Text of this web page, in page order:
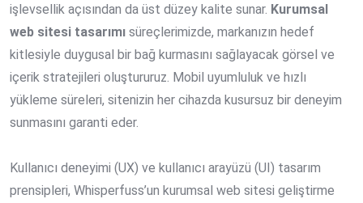
işlevsellik açısından da üst düzey kalite sunar. Kurumsal
web sitesi tasarımı süreçlerimizde, markanızın hedef
kitlesiyle duygusal bir bağ kurmasını sağlayacak görsel ve
içerik stratejileri oluştururuz. Mobil uyumluluk ve hızlı
yükleme süreleri, sitenizin her cihazda kusursuz bir deneyim
sunmasını garanti eder.
Kullanıcı deneyimi (UX) ve kullanıcı arayüzü (UI) tasarım
prensipleri, Whisperfuss’un kurumsal web sitesi geliştirme